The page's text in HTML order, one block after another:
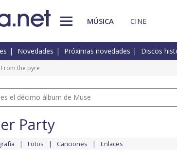
MÚSICA CINE
Novedades Próximas novedades Discos
From the pyre
el décimo álbum de Muse
Party
Fotos Canciones Enlaces